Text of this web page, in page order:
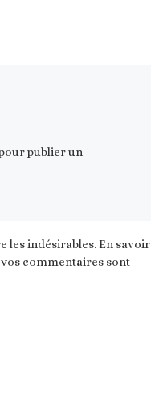
publier un
les indésirables.En savoir
commentaires sont